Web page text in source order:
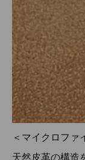
＜マイクロファ
天然皮革の構造